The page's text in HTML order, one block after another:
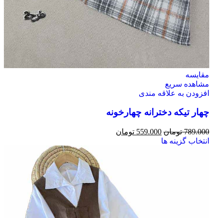
مقایسه
مشاهده سریع
افزودن به علاقه مندی
چهار تیکه دخترانه چهارخونه
789.000 تومان 559.000 تومان
انتخاب گزینه ها